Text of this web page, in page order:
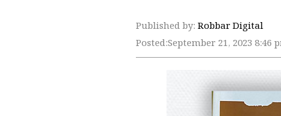
Published by: Robbar Digital
Posted:September 21, 2023 8:46